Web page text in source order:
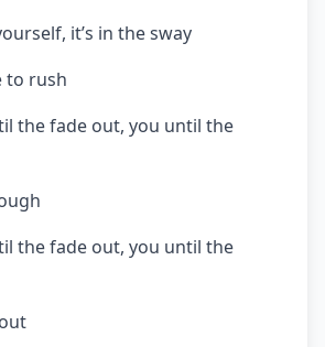
it’s in the sway
to rush
the fade out, you until the
the fade out, you until the